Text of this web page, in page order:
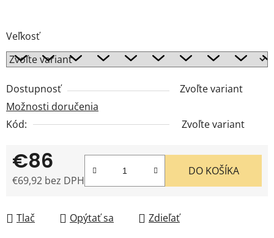
Veľkosť
Dostupnosť
Zvoľte variant
Možnosti doručenia
Kód:
Zvoľte variant
€86
€69,92 bez DPH
DO KOŠÍKA
Tlač Opýtať sa Zdieľať